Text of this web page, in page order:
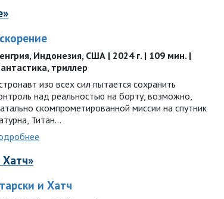
Индонезия, США | 2024 г. | 109 мин. |
триллер
изо всех сил пытается сохранить
над реальностью на борту, возможно,
скомпрометированной миссии на спутник
Титан…
и Хатч